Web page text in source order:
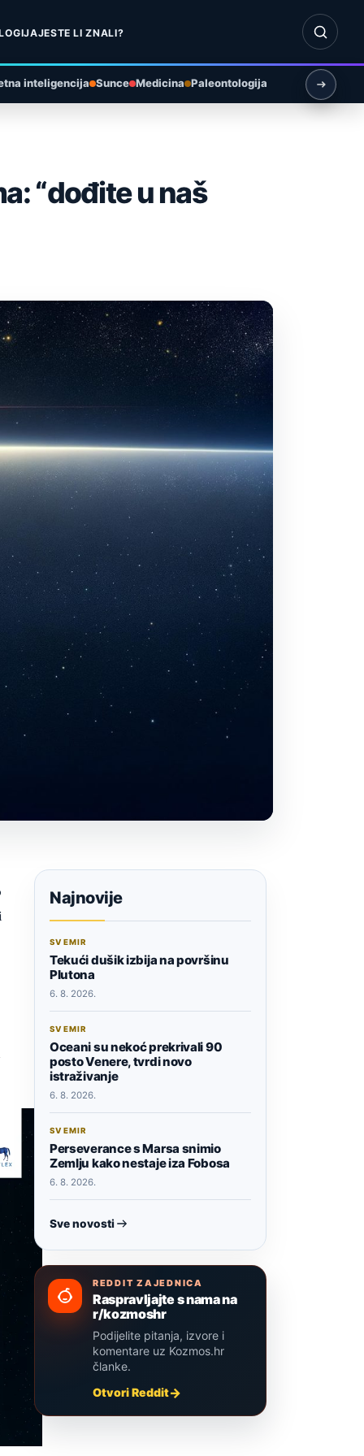
JESTE LI ZNALI?
Otvori
inteligencija Sunce Medicina Paleontologija
“dođite u naš
Najnovije
SVEMIR
Tekući dušik izbija na površinu
Plutona
6. 8. 2026.
SVEMIR
Oceani su nekoć prekrivali 90
posto Venere, tvrdi novo
istraživanje
6. 8. 2026.
SVEMIR
Perseverance s Marsa snimio
Zemlju kako nestaje iza Fobosa
6. 8. 2026.
Sve novosti
REDDIT ZAJEDNICA
Raspravljajte s nama na
r/kozmoshr
Podijelite pitanja, izvore i
komentare uz Kozmos.hr
članke.
Otvori Reddit